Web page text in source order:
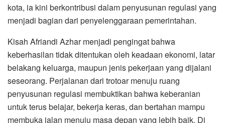
kota, ia kini berkontribusi dalam penyusunan regulasi yang
menjadi bagian dari penyelenggaraan pemerintahan.
Kisah Afriandi Azhar menjadi pengingat bahwa
keberhasilan tidak ditentukan oleh keadaan ekonomi, latar
belakang keluarga, maupun jenis pekerjaan yang dijalani
seseorang. Perjalanan dari trotoar menuju ruang
penyusunan regulasi membuktikan bahwa keberanian
untuk terus belajar, bekerja keras, dan bertahan mampu
membuka jalan menuju masa depan yang lebih baik. Di